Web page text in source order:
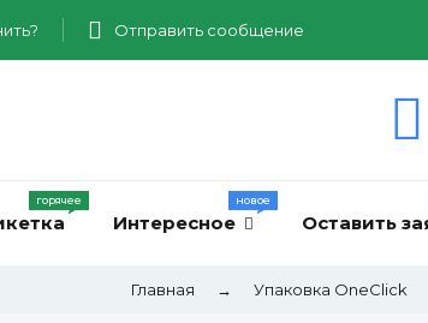
Отправить сообщение
Интересное Оставить
Главная → Упаковка OneClick